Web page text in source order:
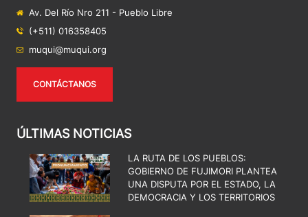
Av. Del Río Nro 211 - Pueblo Libre
(+511) 016358405
muqui@muqui.org
CONTÁCTANOS
ÚLTIMAS NOTICIAS
LA RUTA DE LOS PUEBLOS:
GOBIERNO DE FUJIMORI PLANTEA
UNA DISPUTA POR EL ESTADO, LA
DEMOCRACIA Y LOS TERRITORIOS